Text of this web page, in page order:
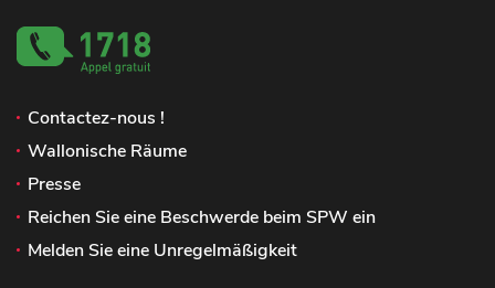
Contactez-nous !
Wallonische Räume
Presse
Reichen Sie eine Beschwerde beim SPW ein
Melden Sie eine Unregelmäßigkeit